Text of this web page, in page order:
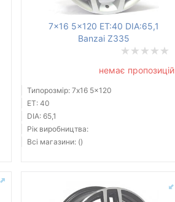
7x16 5x120 ET:40 DIA:65,1
Banzai Z335
немає пропозицій
Типорозмір: 7x16 5x120
ET: 40
DIA: 65,1
Рік виробництва:
Всі магазини: ()